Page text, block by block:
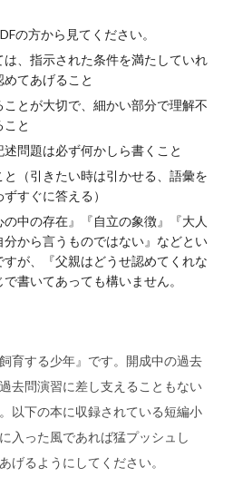
の方から見てください。
、指示された条件を満たしていれ
てあげること
とが大切で、細かい部分で理解不
と
問題は必ず何かしら書くこと
（引きたい時は引かせる、語彙を
すぐに答える）
の中の存在』『自立の象徴』『大人
から言うものではない』などとい
が、『父親はどうせ認めてくれな
書いてあっても構いません。
育する少年』です。開成中の過去
去問演習に差し支えることもない
以下の本に収録されている短編小
入った風であれば猛プッシュし
げるようにしてください。